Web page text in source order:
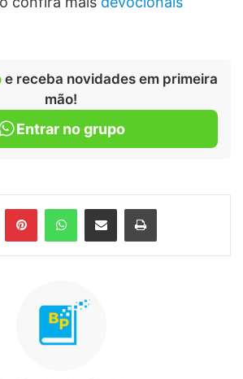
e receba novidades em primeira
mão!
Entrar no grupo
PinterestWhatsApp
Compartilhar via e-mail Imprimir